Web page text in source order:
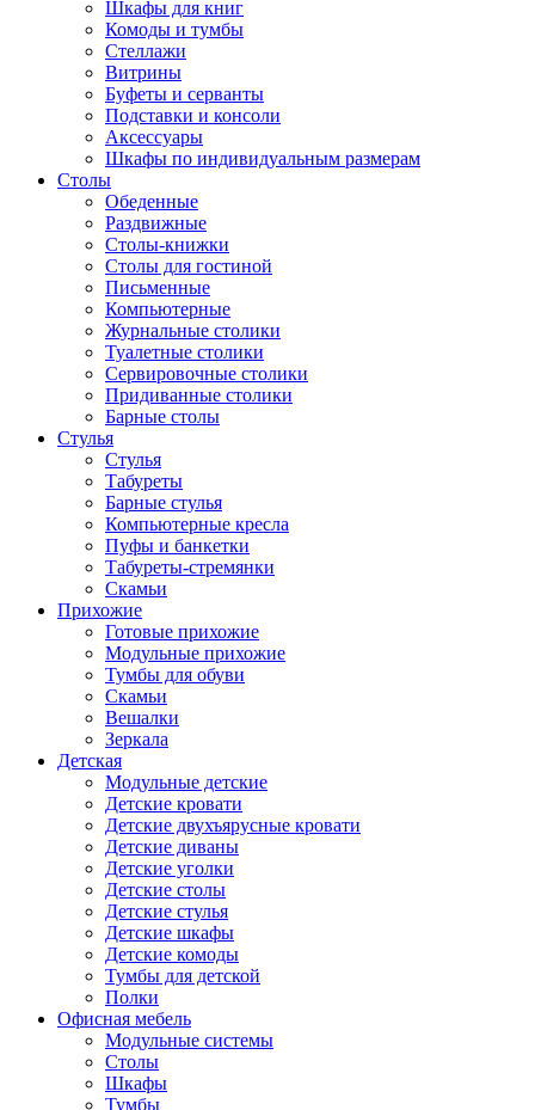
Шкафы для книг
Комоды и тумбы
Стеллажи
Витрины
Буфеты и серванты
Подставки и консоли
Аксессуары
Шкафы по индивидуальным размерам
Столы
Обеденные
Раздвижные
Столы-книжки
Столы для гостиной
Письменные
Компьютерные
Журнальные столики
Туалетные столики
Сервировочные столики
Придиванные столики
Барные столы
Стулья
Стулья
Табуреты
Барные стулья
Компьютерные кресла
Пуфы и банкетки
Табуреты-стремянки
Скамьи
Прихожие
Готовые прихожие
Модульные прихожие
Тумбы для обуви
Скамьи
Вешалки
Зеркала
Детская
Модульные детские
Детские кровати
Детские двухъярусные кровати
Детские диваны
Детские уголки
Детские столы
Детские стулья
Детские шкафы
Детские комоды
Тумбы для детской
Полки
Офисная мебель
Модульные системы
Столы
Шкафы
Тумбы